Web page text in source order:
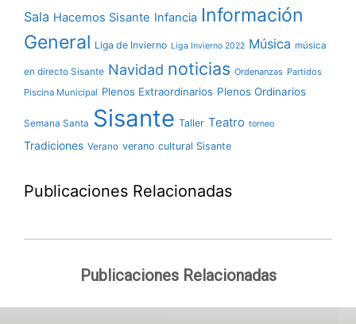
Sala Hacemos Sisante Infancia Información
General Liga de Invierno Liga Invierno 2022 Música música
en directo Sisante Navidad noticias Ordenanzas Partidos
Piscina Municipal Plenos Extraordinarios Plenos Ordinarios
Semana Santa Sisante Taller Teatro torneo
Tradiciones Verano verano cultural Sisante
Publicaciones Relacionadas
Publicaciones Relacionadas